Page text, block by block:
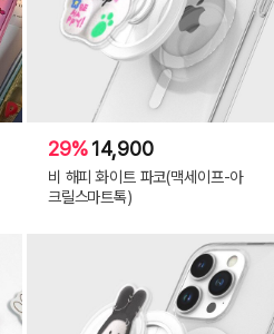
29%14,900
비 해피 화이트 파코(맥세이프-아
크릴스마트톡)